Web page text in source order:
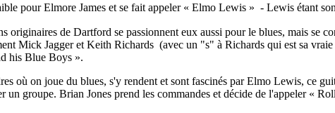
pour Elmore James et se fait appeler « Elmo Lewis » - Lewis étant
originaires de Dartford se passionnent eux aussi pour le blues, mais se
Mick Jagger et Keith Richards (avec un "s" à Richards qui est sa
his Blue Boys ».
où on joue du blues, s'y rendent et sont fascinés par Elmo Lewis, ce
un groupe. Brian Jones prend les commandes et décide de l'appeler «